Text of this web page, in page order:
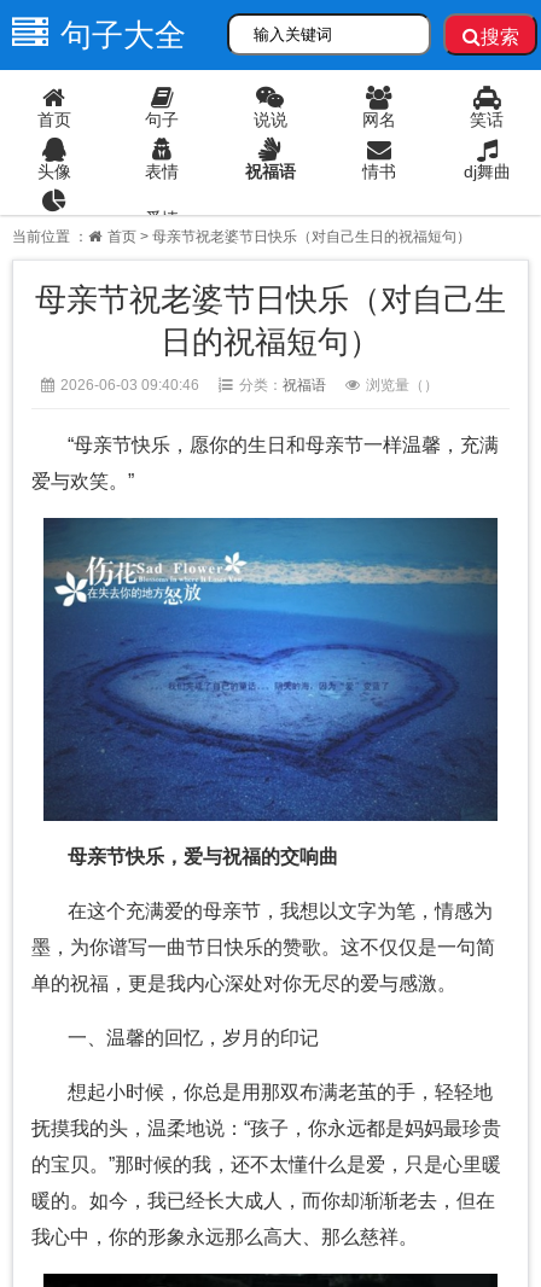
句子大全 搜索
首页 句子 说说 网名 笑话
头像 表情 祝福语 情书 dj舞曲
爱情
当前位置 ： 首页 > 母亲节祝老婆节日快乐（对自己生日的祝福短句）
母亲节祝老婆节日快乐（对自己生
日的祝福短句）
2026-06-03 09:40:46 分类： 祝福语 浏览量（ ）
“母亲节快乐，愿你的生日和母亲节一样温馨，充满
爱与欢笑。”
母亲节快乐，爱与祝福的交响曲
在这个充满爱的母亲节，我想以文字为笔，情感为
墨，为你谱写一曲节日快乐的赞歌。这不仅仅是一句简
单的祝福，更是我内心深处对你无尽的爱与感激。
一、温馨的回忆，岁月的印记
想起小时候，你总是用那双布满老茧的手，轻轻地
抚摸我的头，温柔地说：“孩子，你永远都是妈妈最珍贵
的宝贝。”那时候的我，还不太懂什么是爱，只是心里暖
暖的。如今，我已经长大成人，而你却渐渐老去，但在
我心中，你的形象永远那么高大、那么慈祥。